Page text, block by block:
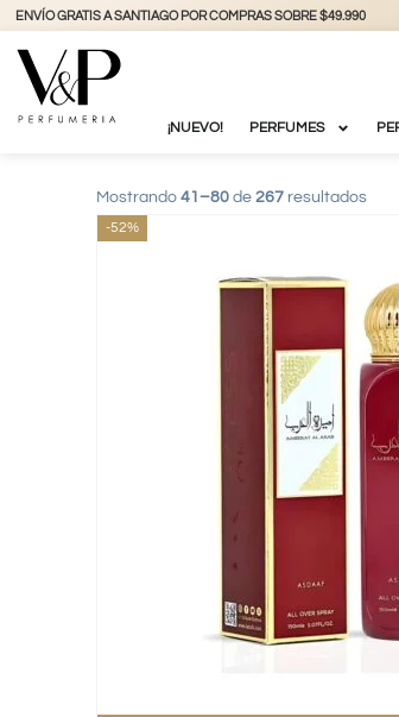
$49.990 +56 9 3877
¡NUEVO! PERFUMES
Mostrando 41–80de 267resultados
-52%